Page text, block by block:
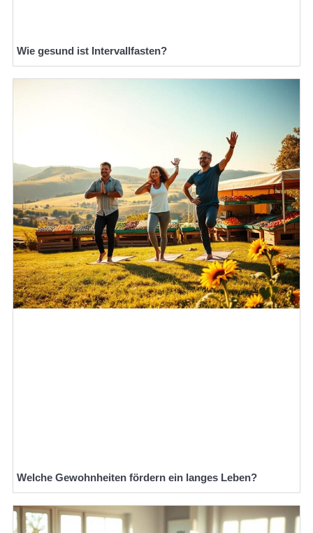
Wie gesund ist Intervallfasten?
Welche Gewohnheiten fördern ein langes Leben?